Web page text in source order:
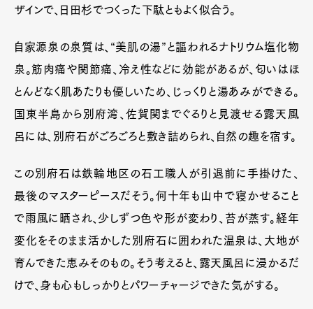
ザインで、日田杉でつくった下駄ともよく似合う。
自家源泉の泉質は、“美肌の湯”と謳われるナトリウム塩化物
泉。筋肉痛や関節痛、冷え性などに効能があるが、匂いはほ
とんどなく肌あたりも優しいため、じっくりと湯あみができる。
国東半島から別府湾、佐賀関までぐるりと見渡せる露天風
呂には、別府石がごろごろと敷き詰められ、自然の趣を宿す。
この別府石は鉄輪地区の石工職人が引退前に手掛けた、
最後のマスターピースだそう。何十年も山中で寝かせること
で雨風に晒され、少しずつ色や形が変わり、苔が蒸す。経年
変化をそのまま活かした別府石に囲われた温泉は、大地が
育んできた恵みそのもの。そう考えると、露天風呂に浸かるだ
けで、身も心もしっかりとパワーチャージできた気がする。